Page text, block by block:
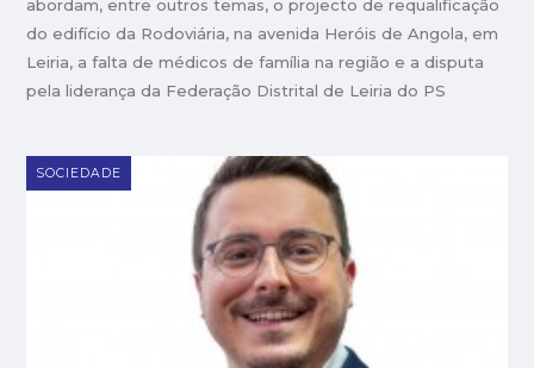
abordam, entre outros temas, o projecto de requalificação
do edifício da Rodoviária, na avenida Heróis de Angola, em
Leiria, a falta de médicos de família na região e a disputa
pela liderança da Federação Distrital de Leiria do PS
SOCIEDADE